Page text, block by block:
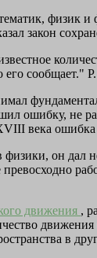
физик и
закон
его сообщает."
ошибку, не
века
он дал
движения ,
в